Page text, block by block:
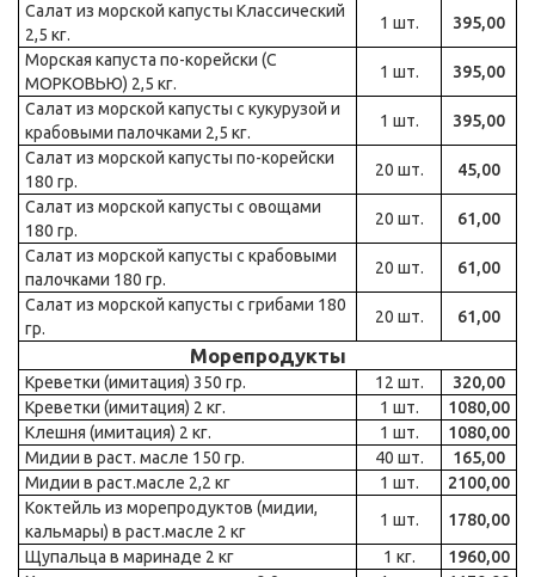
Салат из морской капусты Классический
2,5 кг.
1 шт.
395,00
Морская капуста по-корейски (С
МОРКОВЬЮ) 2,5 кг.
1 шт.
395,00
Салат из морской капусты с кукурузой и
крабовыми палочками 2,5 кг.
1 шт.
395,00
Салат из морской капусты по-корейски
180 гр.
20 шт.
45,00
Салат из морской капусты с овощами
180 гр.
20 шт.
61,00
Салат из морской капусты с крабовыми
палочками 180 гр.
20 шт.
61,00
Салат из морской капусты с грибами 180
гр.
20 шт. 61,00
Морепродукты
Креветки (имитация) 350 гр. 12 шт.
320,00
Креветки (имитация) 2 кг.
1 шт.
1080,00
Клешня (имитация) 2 кг.
1 шт.
1080,00
Мидии в раст. масле 150 гр.
40 шт.
165,00
Мидии в раст.масле 2,2 кг
1 шт.
2100,00
Коктейль из морепродуктов (мидии,
кальмары) в раст.масле 2 кг
1 шт.
1780,00
Щупальца в маринаде 2 кг
1 кг.
1960,00